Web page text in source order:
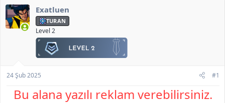
n
u
S
ş
l
a
n
g
ı
ç
i
l
r
Exatluen
TURAN
Level 2
24 Şub 2025 #1
Bu alana yazılı reklam verebilirsiniz.